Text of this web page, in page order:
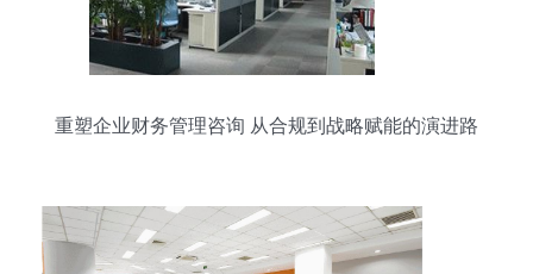
重塑企业财务管理咨询 从合规到战略赋能的演进路